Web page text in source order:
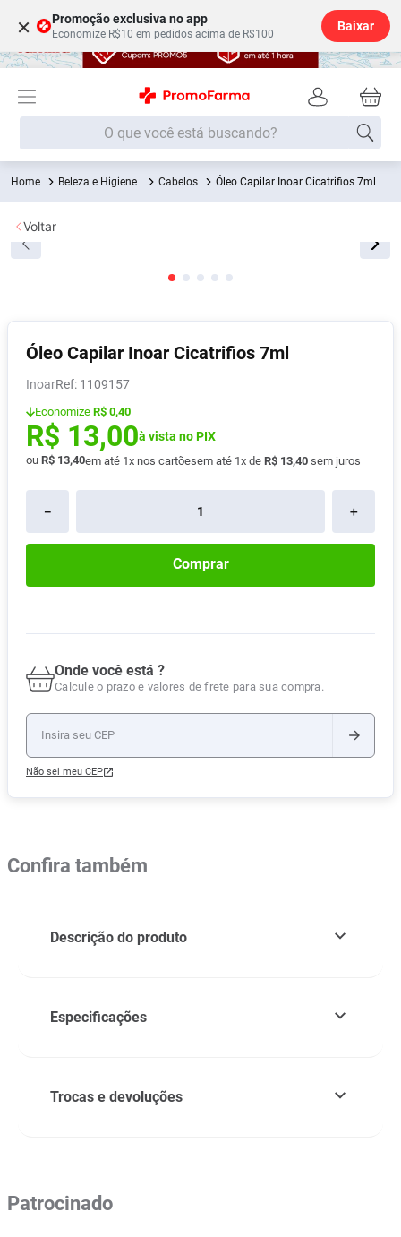
× Promoção exclusiva no app
Economize R$10 em pedidos acima de R$100
Baixar
O que você está buscando?
Beleza e Higiene Cabelos Óleo Capilar Inoar Cicatrifios 7ml
Óleo Capilar Inoar Cicatrifios 7ml
Inoar : 1109157
Economize R$ 0,40
R$ 13,00à vista no PIX
ou R$ 13,40em até 1x nos cartõesem até 1x de R$ 13,40 sem juros
＋
－
Comprar
Onde você está ?
Calcule o prazo e valores de frete para sua compra.
Não sei meu CEP
Voltar
Confira também
Descrição do produto
Especificações
Trocas e devoluções
Patrocinado
Termos mais buscados
1
Lenço Umedecido
Shampoo
Desodorante
8 Absorvente
Lavitan